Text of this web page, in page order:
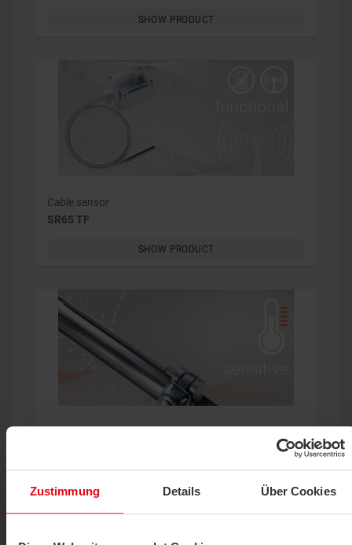
Zustimmung Details Über Cookies
SHOW PRODUCT
Cable sensor
SR65 TF
SHOW PRODUCT